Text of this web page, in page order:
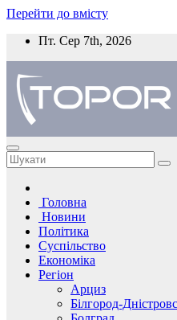
Перейти до вмісту
Пт. Сер 7th, 2026
Головна
Новини
Політика
Суспільство
Економіка
Регіон
Арциз
Білгород-